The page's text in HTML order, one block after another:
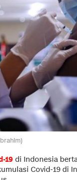
19 di Indonesia
Covid-19 di